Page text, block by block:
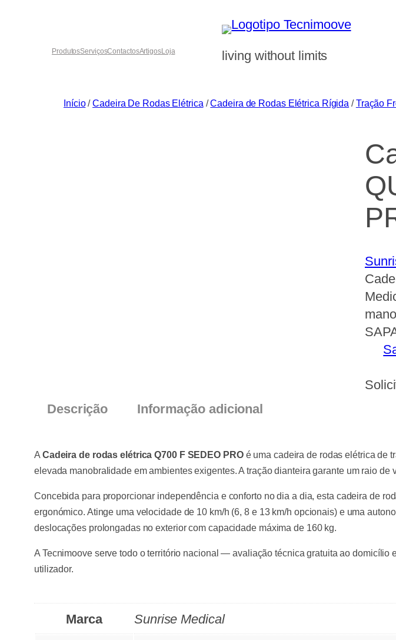
ProdutosServiçosContactosArtigosLoja living without limits
Início/Cadeira De Rodas Elétrica /Cadeira de Rodas Elétrica Rígida /Tração
Descrição
Informação adicional
A Cadeira de rodas elétrica Q700 F SEDEO PROé uma cadeira de rodas elétrica de
elevada manobralidade em ambientes exigentes. A tração dianteira garante um raio
Concebida para proporcionar independência e conforto no dia a dia, esta cadeira de
ergonómico. Atinge uma velocidade de 10 km/h (6, 8 e 13 km/h opcionais) e uma
deslocações prolongadas no exterior com capacidade máxima de 160 kg.
A Tecnimoove serve todo o território nacional — avaliação técnica gratuita ao
utilizador.
Marca Sunrise Medical